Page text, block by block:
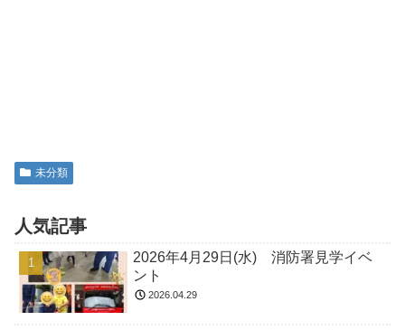
未分類
人気記事
2026年4月29日(水) 消防署見学イベ
ント
2026.04.29